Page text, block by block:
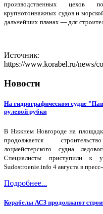
производственных цехов
крупнотоннажных судов и
дальнейших планах — для
Источник:
https://www.korabel.ru/news/
Новости
На гидрографическом судне
рулевой рубки
В Нижнем Новгороде на
продолжается
лоцмейстерского судна
Специалисты приступили к
Sudostroenie.info 4 августа в
Подробнее...
Корабелы АСЗ продолжают